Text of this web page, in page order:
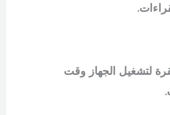
لتشغيل الجهاز وقت